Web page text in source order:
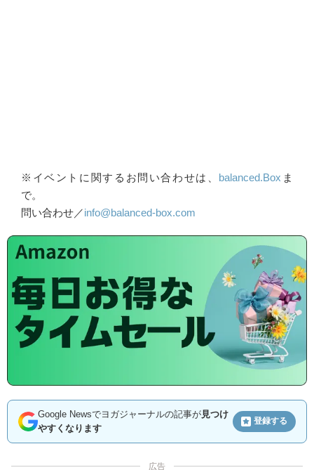
※イベントに関するお問い合わせは、 balanced.Box ま
で。
問い合わせ／info@balanced-box.com
Google Newsでヨガジャーナルの記事が見つけ
やすくなります
登録する
広告